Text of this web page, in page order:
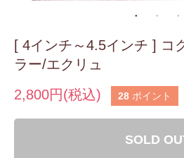
[ 4インチ～4.5インチ ] コ
ラー/エクリュ
2,800円(税込)
28 ポイント
SOLD